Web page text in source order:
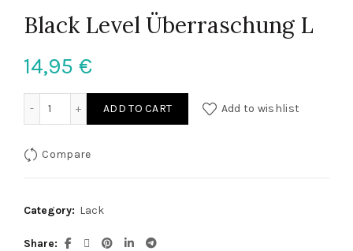
Black Level Überraschung L
14,95 €
Black Level Überraschung L quantity
ADD TO CART Add to wishlist
Compare
Category: Lack
Share